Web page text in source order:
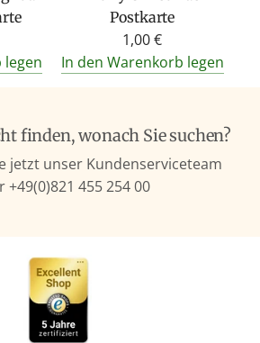
legen
Postkarte
1,00 €
In den Warenkorb legen
finden, wonach Sie suchen?
jetzt unser Kundenserviceteam
+49(0)821 455 254 00